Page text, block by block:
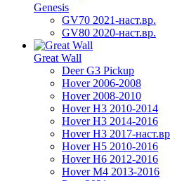
Genesis
GV70 2021-наст.вр.
GV80 2020-наст.вр.
Great Wall
Deer G3 Pickup
Hover 2006-2008
Hover 2008-2010
Hover H3 2010-2014
Hover H3 2014-2016
Hover H3 2017-
Hover H5 2010-2016
Hover H6 2012-2016
Hover M4 2013-2016